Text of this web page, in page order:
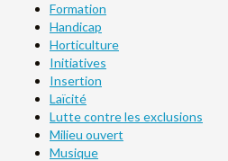
Formation
Handicap
Horticulture
Initiatives
Insertion
Laïcité
Lutte contre les exclusions
Milieu ouvert
Musique